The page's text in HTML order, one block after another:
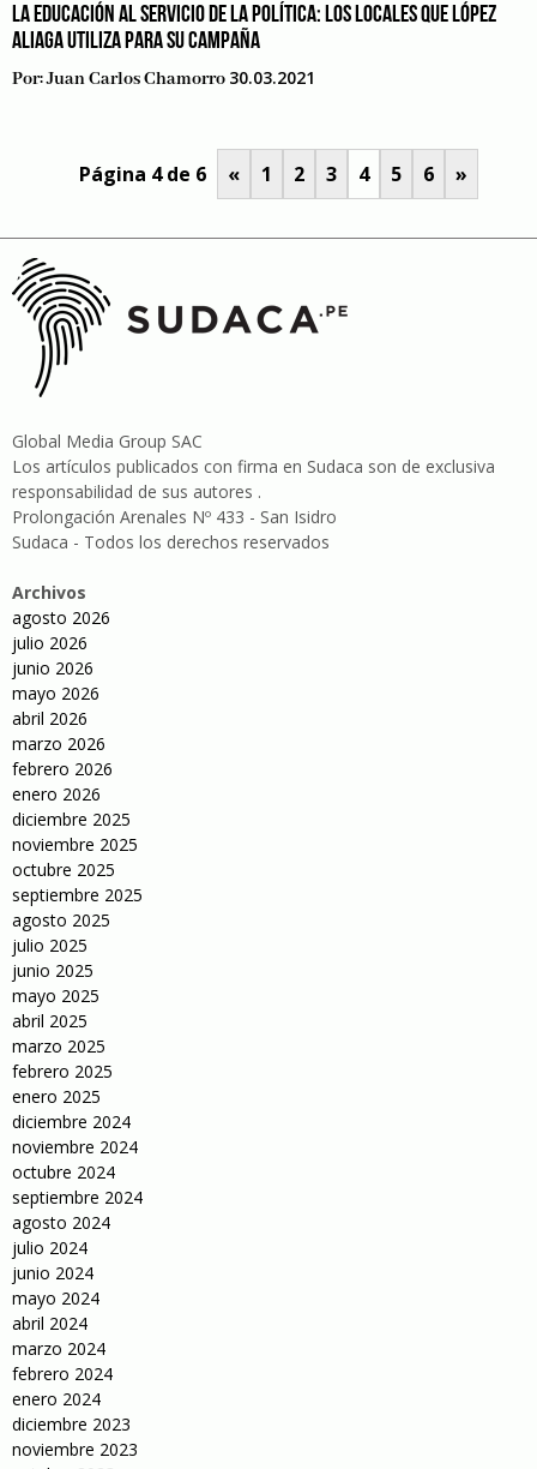
LA EDUCACIÓN AL SERVICIO DE LA POLÍTICA: LOS LOCALES QUE LÓPEZ
ALIAGA UTILIZA PARA SU CAMPAÑA
Por:Juan Carlos Chamorro 30.03.2021
Página 4 de 6 « 1 2 3 4 5 6 »
Global Media Group SAC
Los artículos publicados con firma en Sudaca son de exclusiva
responsabilidad de sus autores .
Prolongación Arenales Nº 433 - San Isidro
Sudaca - Todos los derechos reservados
Archivos
agosto 2026
julio 2026
junio 2026
mayo 2026
abril 2026
marzo 2026
febrero 2026
enero 2026
diciembre 2025
noviembre 2025
octubre 2025
septiembre 2025
agosto 2025
julio 2025
junio 2025
mayo 2025
abril 2025
marzo 2025
febrero 2025
enero 2025
diciembre 2024
noviembre 2024
octubre 2024
septiembre 2024
agosto 2024
julio 2024
junio 2024
mayo 2024
abril 2024
marzo 2024
febrero 2024
enero 2024
diciembre 2023
noviembre 2023